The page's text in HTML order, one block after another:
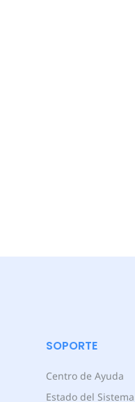
SOPORTE
Centro de Ayuda
Estado del Sistema